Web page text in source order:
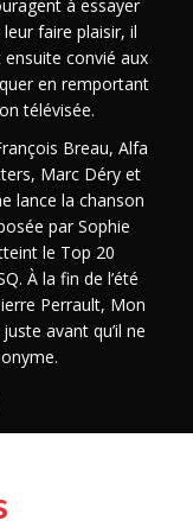
à essayer
faire plaisir, il
convié aux
en remportant
télévisée.
Breau, Alfa
Marc Déry et
lance la chanson
par Sophie
le Top 20
À la fin de l’été
Perrault, Mon
avant qu’il ne